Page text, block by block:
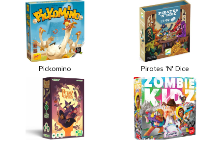
Pickomino Pirates 'N' Dice